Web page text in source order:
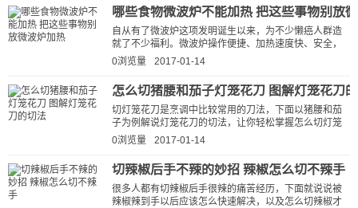
哪些食物微波炉不能加热 把这些事物别放
自从有了微波炉这项发明诞生以来，为不少懒癌人群造
就了不少福利。微波炉操作便捷、加热速度快、安全，
深受家庭喜欢，基本是家中一台。...
0浏览量 2017-01-14
怎么切猪腰和茄子灯笼花刀 图解灯笼花刀
切灯笼花刀是烹调中比较常用的刀法，下面以猪腰和茄
子为例解说灯笼花刀的切法，让你轻松掌握怎么切灯笼
花刀。 一、茄子灯笼花刀的切...
0浏览量 2017-01-14
切辣椒后手不辣的妙招 辣椒怎么切不辣手
很多人都有切辣椒后手很辣的痛苦经历，下面就说说被
辣椒辣到手以后应该怎么快速解决，以及怎么切辣椒才